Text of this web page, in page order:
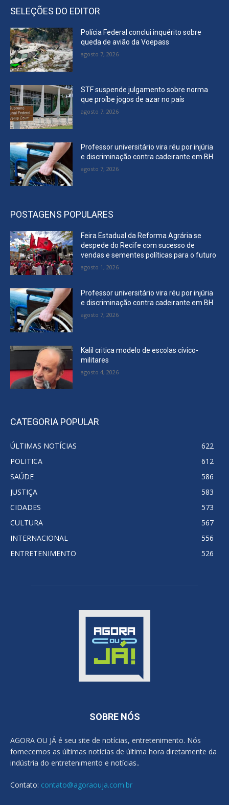
SELEÇÕES DO EDITOR
Polícia Federal conclui inquérito sobre
queda de avião da Voepass
agosto 7, 2026
STF suspende julgamento sobre norma
que proíbe jogos de azar no país
agosto 7, 2026
Professor universitário vira réu por injúria
e discriminação contra cadeirante em BH
agosto 7, 2026
POSTAGENS POPULARES
Feira Estadual da Reforma Agrária se
despede do Recife com sucesso de
vendas e sementes políticas para o futuro
agosto 1, 2026
Professor universitário vira réu por injúria
e discriminação contra cadeirante em BH
agosto 7, 2026
Kalil critica modelo de escolas cívico-
militares
agosto 4, 2026
CATEGORIA POPULAR
ÚLTIMAS NOTÍCIAS
622
POLITICA
612
SAÚDE
586
JUSTIÇA
583
CIDADES
573
CULTURA
567
INTERNACIONAL
556
ENTRETENIMENTO
526
SOBRE NÓS
AGORA OU JÁ é seu site de notícias, entretenimento. Nós
fornecemos as últimas notícias de última hora diretamente da
indústria do entretenimento e notícias..
Contato: contato@agoraouja.com.br